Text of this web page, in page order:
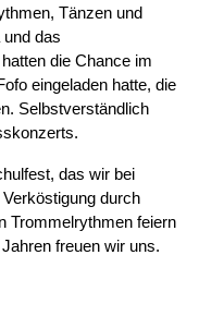
Tänzen und
und das
die Chance im
eingeladen hatte, die
Selbstverständlich
das wir bei
durch
Trommelrythmen feiern
freuen wir uns.